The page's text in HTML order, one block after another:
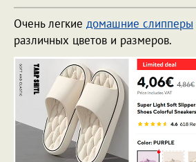
Очень легкие домашние слипперы
различных цветов и размеров.